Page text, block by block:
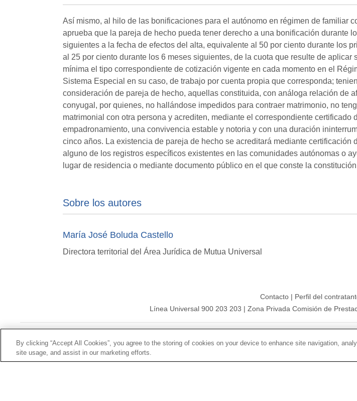
Así mismo, al hilo de las bonificaciones para el autónomo en régimen de familiar
aprueba que la pareja de hecho pueda tener derecho a una bonificación durante
siguientes a la fecha de efectos del alta, equivalente al 50 por ciento durante los
al 25 por ciento durante los 6 meses siguientes, de la cuota que resulte de aplicar
mínima el tipo correspondiente de cotización vigente en cada momento en el
Sistema Especial en su caso, de trabajo por cuenta propia que corresponda;
consideración de pareja de hecho, aquellas constituida, con análoga relación de
conyugal, por quienes, no hallándose impedidos para contraer matrimonio, no
matrimonial con otra persona y acrediten, mediante el correspondiente certificado
empadronamiento, una convivencia estable y notoria y con una duración
cinco años. La existencia de pareja de hecho se acreditará mediante certificación
alguno de los registros específicos existentes en las comunidades autónomas o
lugar de residencia o mediante documento público en el que conste la
Sobre los autores
María José Boluda Castello
Directora territorial del Área Jurídica de Mutua Universal
Contacto| Perfil del
Línea Universal 900 203 203 | Zona Privada Comisión de
By clicking “Accept All Cookies”, you agree to the storing of cookies on your device to enhance site navigation,
site usage, and assist in our marketing efforts.